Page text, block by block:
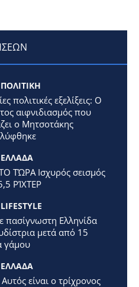
ΠΟΛΙΤΙΚΗ
πολιτικές εξελίξεις: Ο
αιφνιδιασμός που
ο Μητσοτάκης
ΕΛΛΑΔΑ
ΤΏΡΑ Ισχυρός σεισμός
ΡΊΧΤΕΡ
LIFESTYLE
πασίγνωστη Ελληνίδα
μετά από 15
γάμου
ΕΛΛΑΔΑ
είναι ο τρίχρονος